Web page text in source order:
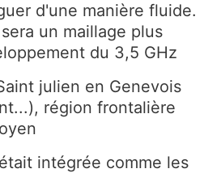
d'une manière fluide.
un maillage plus
du 3,5 GHz
julien en Genevois
région frontalière
intégrée comme les